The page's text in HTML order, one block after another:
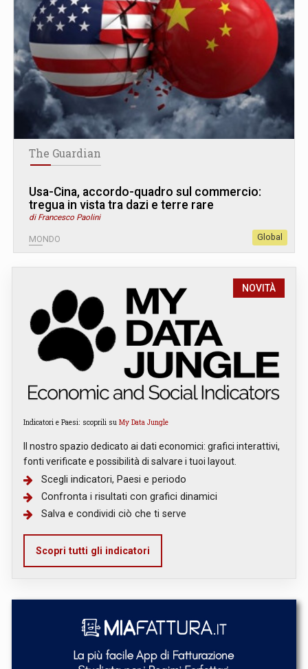
The Guardian
Usa-Cina, accordo-quadro sul commercio:
tregua in vista tra dazi e terre rare
di Francesco Paolini
MONDO Global
NOVITÀ
Indicatori e Paesi: scoprili su My Data Jungle
Il nostro spazio dedicato ai dati economici: grafici interattivi,
fonti verificate e possibilità di salvare i tuoi layout.
Scegli indicatori, Paesi e periodo
Confronta i risultati con grafici dinamici
Salva e condividi ciò che ti serve
Scopri tutti gli indicatori